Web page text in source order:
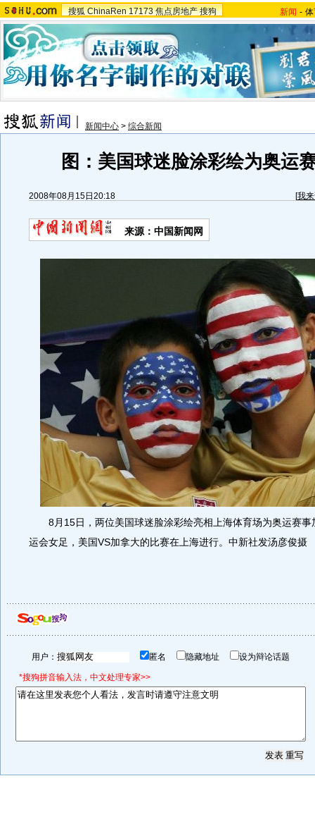
搜狐 ChinaRen 17173 焦点房地产 搜狗 新闻 -
新闻中心 > 综合新闻
图：美国球迷脸涂彩绘为奥运
2008年08月15日20:18 [我
来源：中国新闻网
8月15日，两位美国球迷脸涂彩绘亮相上海体育场为奥运赛事
运会女足，美国VS加拿大的比赛在上海进行。中新社发汤彦俊摄
用户： 匿名 隐藏地址 设为辩论话题
*搜狗拼音输入法，中文处理专家>>